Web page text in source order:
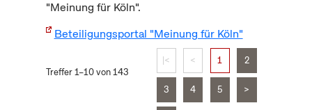
"Meinung für Köln".
Beteiligungsportal "Meinung für Köln"
Treffer 1–10 von 143
|< < 1 2
3 4 5 >